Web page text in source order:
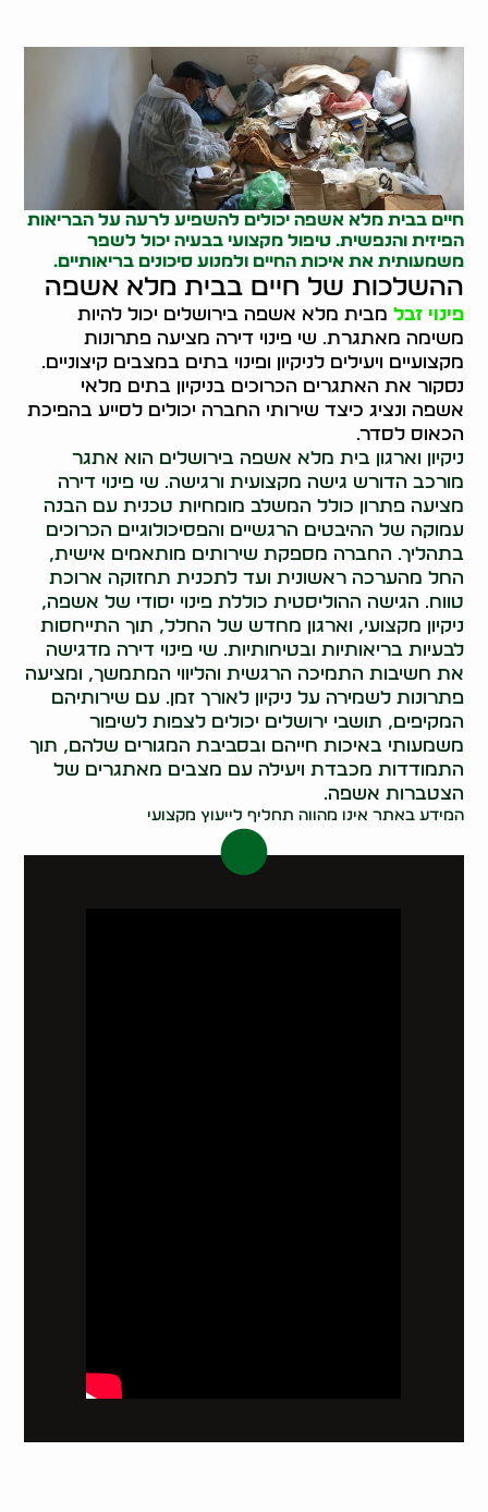
חיים בבית מלא אשפה יכולים להשפיע לרעה על הבריאות
הפיזית והנפשית. טיפול מקצועי בבעיה יכול לשפר
משמעותית את איכות החיים ולמנוע סיכונים בריאותיים.
ההשלכות של חיים בבית מלא אשפה
פינוי זבל מבית מלא אשפה בירושלים יכול להיות
משימה מאתגרת. שי פינוי דירה מציעה פתרונות
מקצועיים ויעילים לניקיון ופינוי בתים במצבים קיצוניים.
נסקור את האתגרים הכרוכים בניקיון בתים מלאי
אשפה ונציג כיצד שירותי החברה יכולים לסייע בהפיכת
הכאוס לסדר.
ניקיון וארגון בית מלא אשפה בירושלים הוא אתגר
מורכב הדורש גישה מקצועית ורגישה. שי פינוי דירה
מציעה פתרון כולל המשלב מומחיות טכנית עם הבנה
עמוקה של ההיבטים הרגשיים והפסיכולוגיים הכרוכים
בתהליך. החברה מספקת שירותים מותאמים אישית,
החל מהערכה ראשונית ועד לתכנית תחזוקה ארוכת
טווח. הגישה ההוליסטית כוללת פינוי יסודי של אשפה,
ניקיון מקצועי, וארגון מחדש של החלל, תוך התייחסות
לבעיות בריאותיות ובטיחותיות. שי פינוי דירה מדגישה
את חשיבות התמיכה הרגשית והליווי המתמשך, ומציעה
פתרונות לשמירה על ניקיון לאורך זמן. עם שירותיהם
המקיפים, תושבי ירושלים יכולים לצפות לשיפור
משמעותי באיכות חייהם ובסביבת המגורים שלהם, תוך
התמודדות מכבדת ויעילה עם מצבים מאתגרים של
הצטברות אשפה.
המידע באתר אינו מהווה תחליף לייעוץ מקצועי